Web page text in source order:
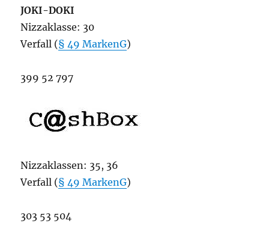
JOKI-DOKI
Nizzaklasse: 30
Verfall (§ 49 MarkenG)
399 52 797
Nizzaklassen: 35, 36
Verfall (§ 49 MarkenG)
303 53 504